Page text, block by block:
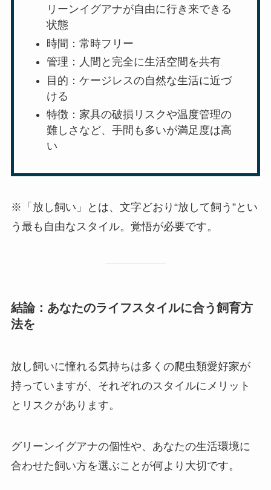
リーンイグアナが自由に行き来できる
状態
時間：常時フリー
管理：人間と完全に生活空間を共有
目的：ケージレスの自然な生活に近づ
ける
特徴：家具の破損リスクや温度管理の
難しさなど、手間も多いが満足度は高
い
※「放し飼い」とは、文字どおり“放して飼う”とい
う最も自由なスタイル。覚悟が必要です。
結論：あなたのライフスタイルに合う飼育方
法を
放し飼いに憧れる気持ちは多くの爬虫類愛好家が
持っていますが、それぞれのスタイルにメリット
とリスクがあります。
グリーンイグアナの個性や、あなたの生活環境に
合わせた飼い方を選ぶことが何より大切です。